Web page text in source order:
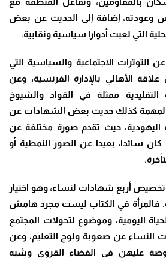
وعودته، إضافة إلى الحديث عن بعض
التي لعبت أدوارا سياسية ونقابية.
الاجتماعية والسياسية التي
الأهالي بالإدارة الفرنسية، وعن
ممثلة في القواد والشيوخ
المهمة كذلك حديث بعض الشهادات عن
اليهودية، حيث تقدم صورة مختلفة عن
كان سائدا، بعيدا عن الصور النمطية أو
أربع شهادات لنساء، وهو اختيار
فالمرأة في الكتاب ليست مجرد هامش
اليومية، وموضوع لتحولات المجتمع
عن صعوبة ولوج التعليم، وعن
عليهن في الفضاء القروي وشبه